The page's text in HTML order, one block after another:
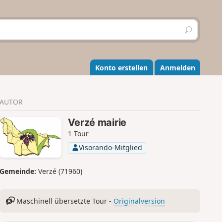
S
u
h
e
n
Konto erstellen Anmelden
AUTOR
Verzé mairie
1 Tour
Visorando-Mitglied
Gemeinde: Verzé (71960)
Maschinell übersetzte Tour - Originalversion